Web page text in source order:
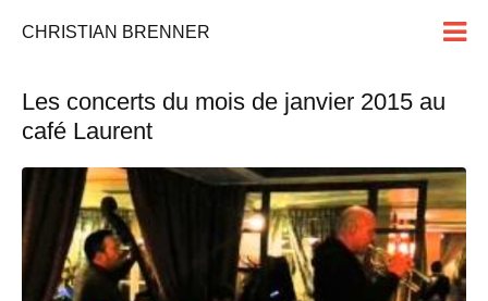
CHRISTIAN BRENNER
Les concerts du mois de janvier 2015 au
café Laurent